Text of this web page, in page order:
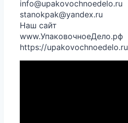
info@upakovochnoedelo.ru
stanokpak@yandex.ru
Наш сайт
www.УпаковочноеДело.рф
https://upakovochnoedelo.ru